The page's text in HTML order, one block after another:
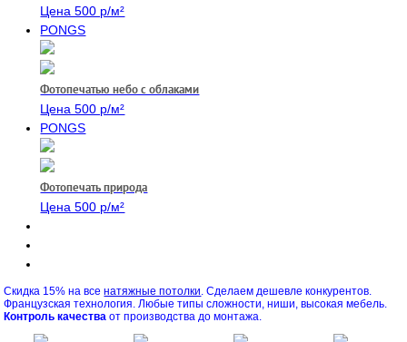
Цена 500 р/м²
PONGS
Фотопечатью небо с облаками
Цена 500 р/м²
PONGS
Фотопечать природа
Цена 500 р/м²
Скидка 15% на всенатяжные потолки. Сделаем дешевле конкурентов.
Французская технология. Любые типы сложности, ниши, высокая мебель.
Контроль качества от производства до монтажа.